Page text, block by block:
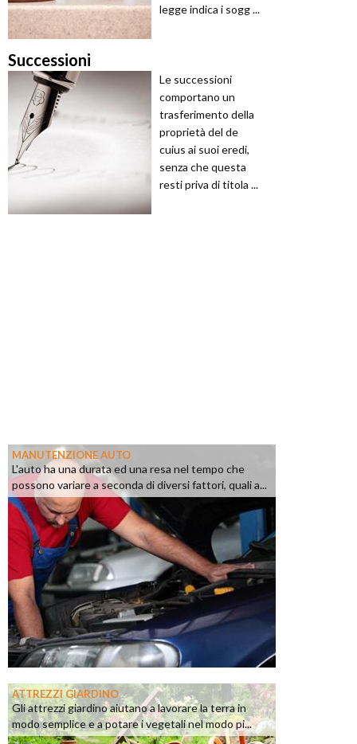
legge indica i sogg ...
Successioni
Le successioni
comportano un
trasferimento della
proprietà del de
cuius ai suoi eredi,
senza che questa
resti priva di titola ...
MANUTENZIONE AUTO
L'auto ha una durata ed una resa nel tempo che
possono variare a seconda di diversi fattori, quali a...
ATTREZZI GIARDINO
Gli attrezzi giardino aiutano a lavorare la terra in
modo semplice e a potare i vegetali nel modo pi...